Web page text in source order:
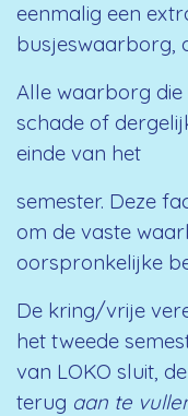
eenmalig een
busjeswaarborg,
Alle waarborg
schade of
einde van het
semester. Deze
om de vaste
oorspronkelijke
De kring/vrije
het tweede
van LOKO sluit,
terug aan te